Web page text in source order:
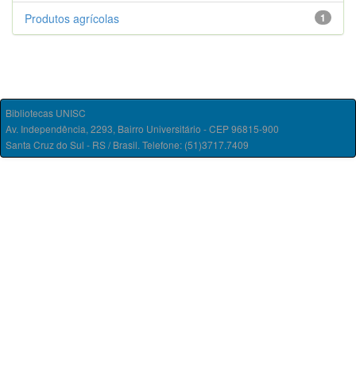
1
Produtos agrícolas
Bibliotecas UNISC
Av. Independência, 2293, Bairro Universitário - CEP 96815-900
Santa Cruz do Sul - RS / Brasil. Telefone: (51)3717.7409